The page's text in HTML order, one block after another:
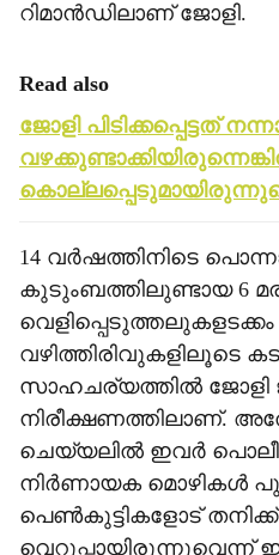
റിമാന്‍ഡിലാണ് ജോളി.
Read also
ജോളി പിടിക്കപ്പെട്ടത്
14 വര്‍ഷത്തിനിടെ
കുടുംബത്തിലുണ്ടായ 6
വഴിത്തിരിവുകളിലൂടെ
സാഹചര്യത്തില്‍ ജോളി
നിരീക്ഷണത്തിലാണ്.
ചെയ്യലില്‍ ഇവര്‍
നിര്‍ണായക മൊഴികള്‍
പെണ്‍കുട്ടികളോട് തനിക്ക്
വെറുപ്പായിരുന്നുവെന്ന്